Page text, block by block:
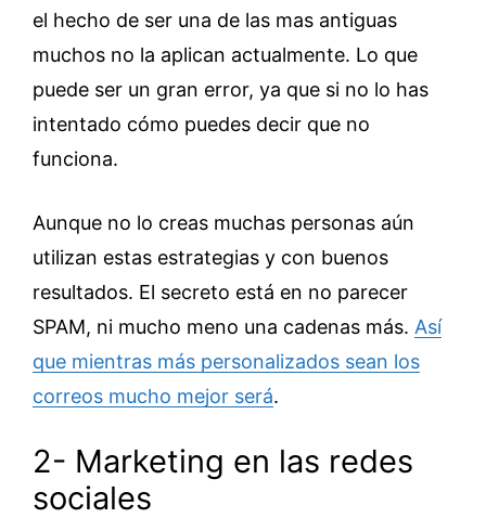
el hecho de ser una de las mas antiguas
muchos no la aplican actualmente. Lo que
puede ser un gran error, ya que si no lo has
intentado cómo puedes decir que no
funciona.
Aunque no lo creas muchas personas aún
utilizan estas estrategias y con buenos
resultados. El secreto está en no parecer
SPAM, ni mucho meno una cadenas más. Así
que mientras más personalizados sean los
correos mucho mejor será.
2- Marketing en las redes
sociales